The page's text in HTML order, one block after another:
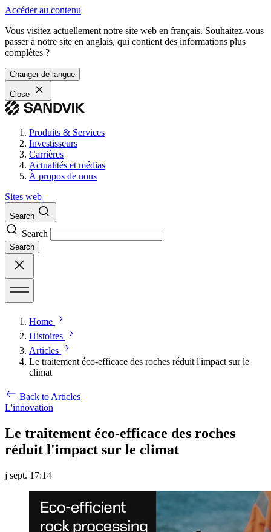
Accéder au contenu
Vous visitez actuellement notre site web en français. Souhaitez-vous
passer à notre site en anglais, qui contient des informations plus
complètes ?
Changer de langue
Close
Produits & Services
Investisseurs
Carrières
Actualités et médias
À propos de nous
Sites web
Search
Search
Search
Home
Histoires
Articles
Le traitement éco-efficace des roches réduit l'impact sur le
climat
Back to Articles
L'innovation
Le traitement éco-efficace des roches
réduit l'impact sur le climat
j sept. 17:14